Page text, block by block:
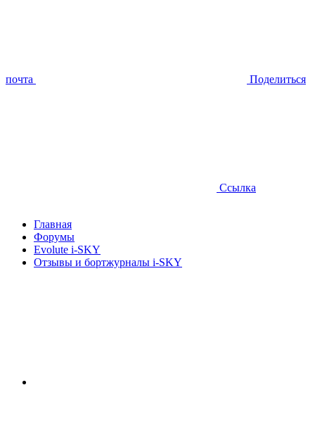
почта Поделиться
Ссылка
Главная
Форумы
Evolute i⁠-SKY
Отзывы и бортжурналы i-SKY